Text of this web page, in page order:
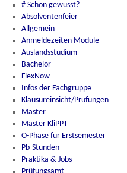
# Schon gewusst?
Absolventenfeier
Allgemein
Anmeldezeiten Module
Auslandsstudium
Bachelor
FlexNow
Infos der Fachgruppe
Klausureinsicht/Prüfungen
Master
Master KliPPT
O-Phase für Erstsemester
Pb-Stunden
Praktika & Jobs